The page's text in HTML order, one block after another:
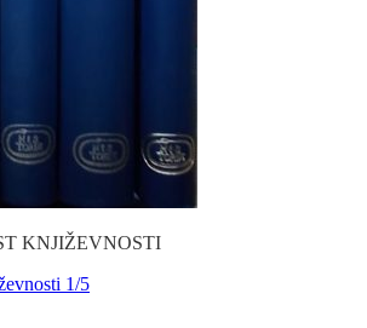
KNJIŽEVNOSTI
1/5